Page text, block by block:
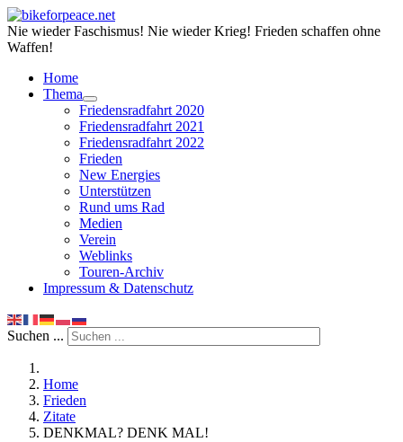
Nie wieder Faschismus! Nie wieder Krieg! Frieden schaffen ohne
Waffen!
Home
Thema
Friedensradfahrt 2020
Friedensradfahrt 2021
Friedensradfahrt 2022
Frieden
New Energies
Unterstützen
Rund ums Rad
Medien
Verein
Weblinks
Touren-Archiv
Impressum & Datenschutz
Suchen ...
Home
Frieden
Zitate
DENKMAL? DENK MAL!